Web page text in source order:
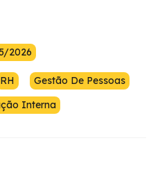
2026
RH
Gestão De Pessoas
Interna